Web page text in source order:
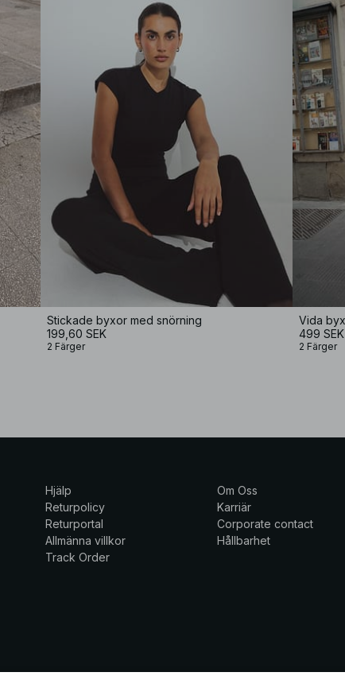
Stickade byxor med snörning
199,60 SEK
2 Färger
499 SEK
2 Färger
Hjälp
Returpolicy
Returportal
Allmänna villkor
Track Order
Om Oss
Karriär
Corporate contact
Hållbarhet